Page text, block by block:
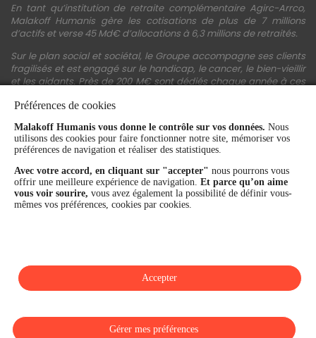
En tant qu’institution de retraite complémentaire Agirc-Arrco,
Malakoff Humanis gère les cotisations de plus de 7 millions
d’actifs et verse 45 Md€ d’allocations à 6,3 millions de retraités.
Sur le plan social et sociétal, le Groupe accompagne ses clients
fragilisés et est engagé sur le handicap, le cancer, le bien-vieillir
et les aidants. Près de 200 M€ sont dédiés chaque année à ces
financière et la performance du Groupe sont confirmées par une
notation A+ attribuée depuis 4 ans par S&P Global Ratings et
Fitch Ratings. Sur les plans extra-financiers, Malakoff Humanis
figure parmi les 2% des entreprises les mieux notées au monde
en matière de critères RSE (Ecovadis, niveau Gold - 81/100 en
2026). Enfin, Malakoff Humanis est certifié Top Employer France
par le Top Employers Institute depuis 3 ans.
Préférences de cookies
Malakoff Humanis vous donne le contrôle sur vos données. Nous
utilisons des cookies pour faire fonctionner notre site, mémoriser vos
préférences de navigation et réaliser des statistiques.
Avec votre accord, en cliquant sur "accepter" nous pourrons vous
offrir une meilleure expérience de navigation. Et parce qu’on aime
vous voir sourire, vous avez également la possibilité de définir vous-
mêmes vos préférences, cookies par cookies.
Gérer mes préférences
Accepter